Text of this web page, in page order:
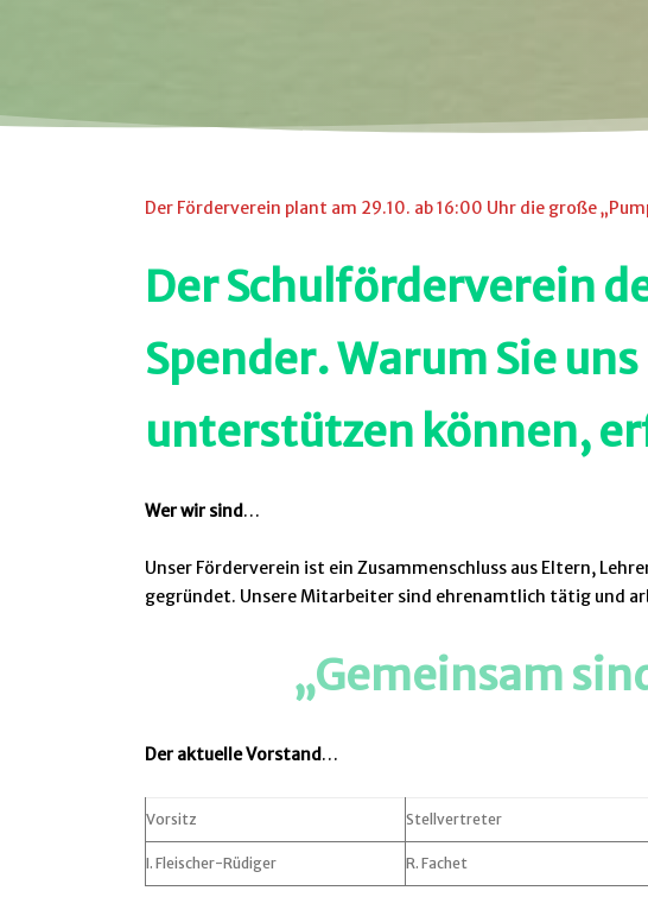
Der Förderverein plant am 29.10. ab 16:00 Uhr die große
Der Schulförderverein
Spender. Warum Sie
unterstützen können,
Wer wir sind…
Unser Förderverein ist ein Zusammenschluss aus Eltern,
gegründet. Unsere Mitarbeiter sind ehrenamtlich tätig und
„Gemeinsam
Der aktuelle Vorstand…
Vorsitz Stellvertreter
I. Fleischer-Rüdiger R. Fachet